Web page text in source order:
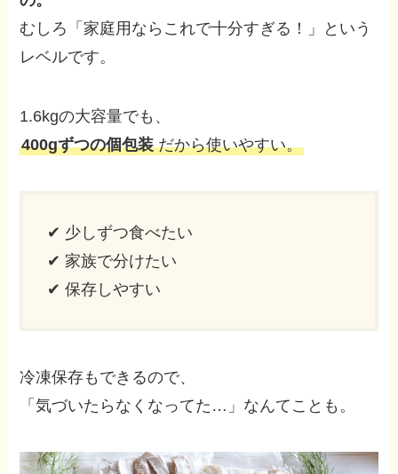
むしろ「家庭用ならこれで十分すぎる！」という
レベルです。
1.6kgの大容量でも、
400gずつの個包装だから使いやすい。
✔ 少しずつ食べたい
✔ 家族で分けたい
✔ 保存しやすい
冷凍保存もできるので、
「気づいたらなくなってた…」なんてことも。